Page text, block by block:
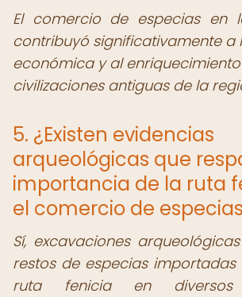
El comercio de especias en
contribuyó significativamente a
económica y al
civilizaciones antiguas de la
5. ¿Existen evidencias
arqueológicas que
importancia de la ruta
el comercio de
Sí, excavaciones
restos de especias
ruta fenicia en diversos